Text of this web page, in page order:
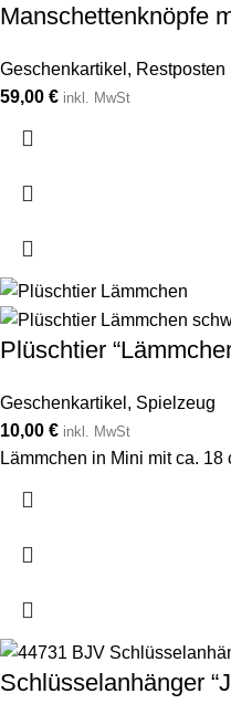
Manschettenknöpfe
Geschenkartikel , Restposten
59,00 € inkl. MwSt
Plüschtier
Geschenkartikel , Spielzeug
10,00 € inkl. MwSt
Lämmchen in Mini mit ca. 18
Schlüsselanhänger